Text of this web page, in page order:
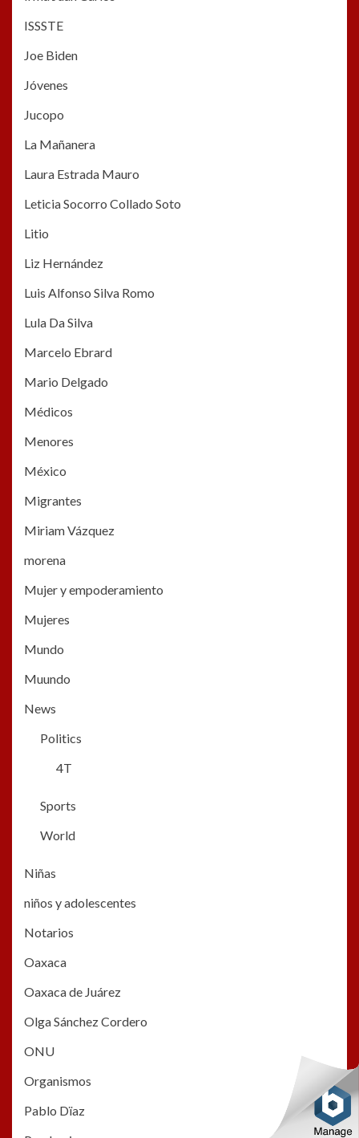
ISSSTE
Joe Biden
Jóvenes
Jucopo
La Mañanera
Laura Estrada Mauro
Leticia Socorro Collado Soto
Litio
Liz Hernández
Luis Alfonso Silva Romo
Lula Da Silva
Marcelo Ebrard
Mario Delgado
Médicos
Menores
México
Migrantes
Miriam Vázquez
morena
Mujer y empoderamiento
Mujeres
Mundo
Muundo
News
Politics
4T
Sports
World
Niñas
niños y adolescentes
Notarios
Oaxaca
Oaxaca de Juárez
Olga Sánchez Cordero
ONU
Organismos
Pablo Dïaz